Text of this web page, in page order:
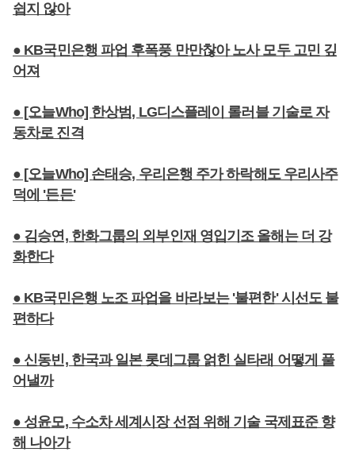
쉽지 않아
● KB국민은행 파업 후폭풍 만만찮아 노사 모두 고민 깊
어져
● [오늘Who] 한상범, LG디스플레이 롤러블 기술로 자
동차로 진격
● [오늘Who] 손태승, 우리은행 주가 하락해도 우리사주
덕에 '든든'
● 김승연, 한화그룹의 외부인재 영입기조 올해는 더 강
화한다
● KB국민은행 노조 파업을 바라보는 '불편한' 시선도 불
편하다
● 신동빈, 한국과 일본 롯데그룹 얽힌 실타래 어떻게 풀
어낼까
● 성윤모, 수소차 세계시장 선점 위해 기술 국제표준 향
해 나아가